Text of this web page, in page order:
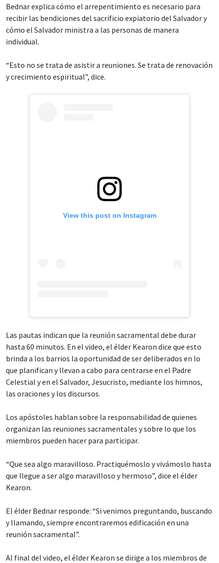
Bednar explica cómo el arrepentimiento es necesario para
recibir las bendiciones del sacrificio expiatorio del Salvador y
cómo el Salvador ministra a las personas de manera
individual.
“Esto no se trata de asistir a reuniones. Se trata de renovación
y crecimiento espiritual”, dice.
View this post on Instagram
Las pautas indican que la reunión sacramental debe durar
hasta 60 minutos. En el video, el élder Kearon dice que esto
brinda a los barrios la oportunidad de ser deliberados en lo
que planifican y llevan a cabo para centrarse en el Padre
Celestial y en el Salvador, Jesucristo, mediante los himnos,
las oraciones y los discursos.
Los apóstoles hablan sobre la responsabilidad de quienes
organizan las reuniones sacramentales y sobre lo que los
miembros pueden hacer para participar.
“Que sea algo maravilloso. Practiquémoslo y vivámoslo hasta
que llegue a ser algo maravilloso y hermoso”, dice el élder
Kearon.
El élder Bednar responde: “Si venimos preguntando, buscando
y llamando, siempre encontraremos edificación en una
reunión sacramental”.
Al final del video, el élder Kearon se dirige a los miembros de